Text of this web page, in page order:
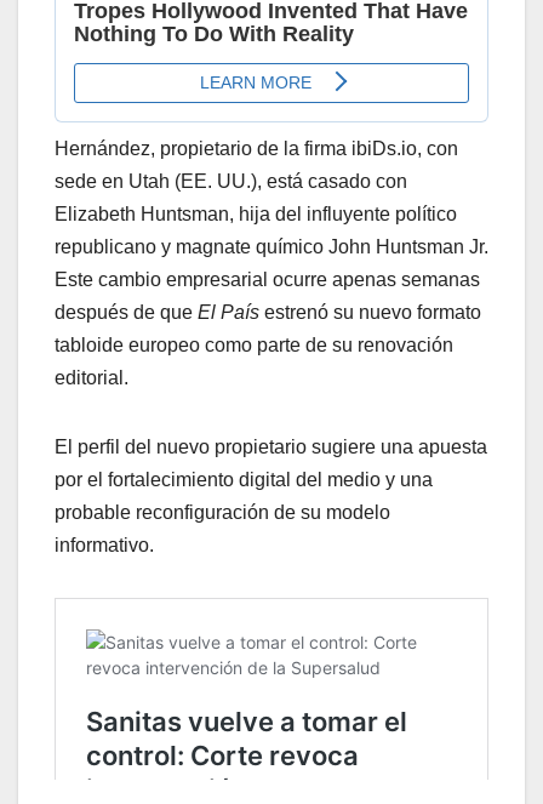
Hernández, propietario de la firma ibiDs.io, con
sede en Utah (EE. UU.), está casado con
Elizabeth Huntsman, hija del influyente político
republicano y magnate químico John Huntsman Jr.
Este cambio empresarial ocurre apenas semanas
después de que El País estrenó su nuevo formato
tabloide europeo como parte de su renovación
editorial.
El perfil del nuevo propietario sugiere una apuesta
por el fortalecimiento digital del medio y una
probable reconfiguración de su modelo
informativo.